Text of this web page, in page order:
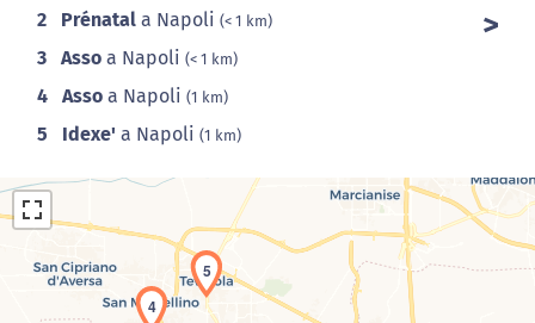
2 Prénatal a Napoli (< 1 km)
3 Asso a Napoli (< 1 km)
4 Asso a Napoli (1 km)
5 Idexe' a Napoli (1 km)
4
5